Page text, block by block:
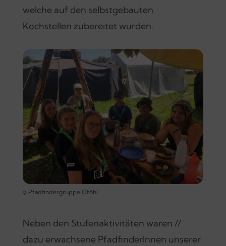
welche auf den selbstgebauten
Kochstellen zubereitet wurden.
© Pfadfindergruppe Gföhl
Neben den Stufenaktivitäten waren //
dazu erwachsene PfadfinderInnen unserer